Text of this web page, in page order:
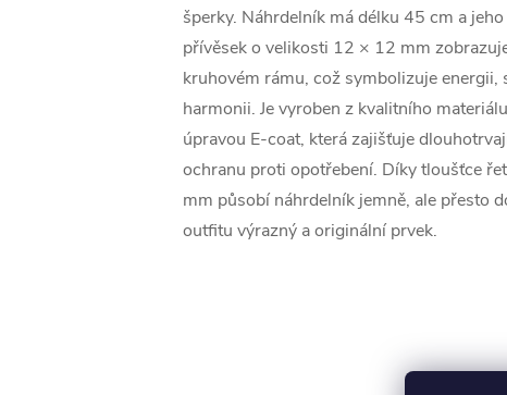
šperky. Náhrdelník má délku 45 cm a
přívěsek o velikosti 12 × 12 mm
kruhovém rámu, což symbolizuje energii,
harmonii. Je vyroben z kvalitního
úpravou E-coat, která zajišťuje
ochranu proti opotřebení. Díky tloušťce
mm působí náhrdelník jemně, ale přesto
outfitu výrazný a originální prvek.